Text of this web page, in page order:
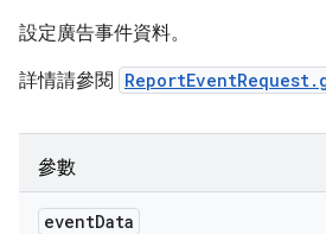
設定廣告事件資料。
詳情請參閱
參數
eventData